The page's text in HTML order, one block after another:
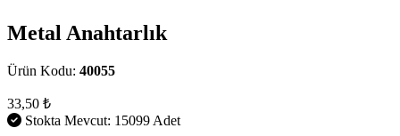
Metal Anahtarlık
Ürün Kodu: 40055
33,50 ₺
Stokta Mevcut: 15099 Adet